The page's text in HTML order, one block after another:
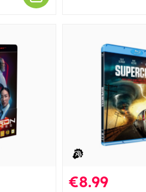
€8.99